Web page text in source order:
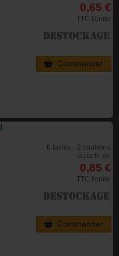
0,65 €
TTC l'unite
Commander
6 tailles - 2 couleurs
à partir de
0,85 €
TTC l'unite
Commander